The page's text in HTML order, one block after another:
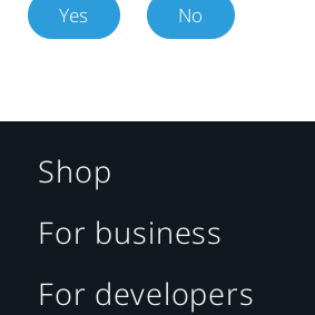
Yes No
Shop
For business
For developers